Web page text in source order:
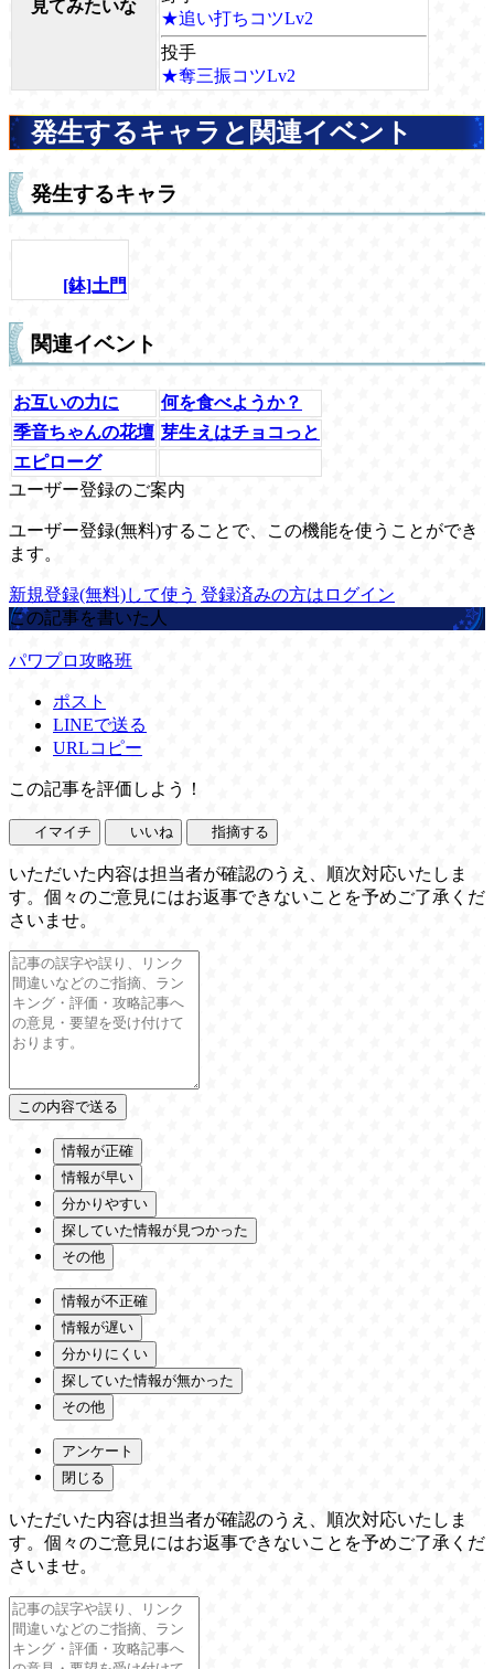
見てみたいな
★追い打ちコツLv2
投手
★奪三振コツLv2
発生するキャラと関連イベント
発生するキャラ
[鉢]土門
関連イベント
お互いの力に
何を食べようか？
季音ちゃんの花壇 芽生えはチョコっと
エピローグ
ユーザー登録のご案内
ユーザー登録(無料)することで、この機能を使うことができ
ます。
新規登録(無料)して使う 登録済みの方はログイン
この記事を書いた人
パワプロ攻略班
ポスト
LINEで送る
URLコピー
この記事を評価しよう！
イマイチ いいね 指摘する
いただいた内容は担当者が確認のうえ、順次対応いたしま
す。個々のご意見にはお返事できないことを予めご了承くだ
さいませ。
情報が正確
情報が早い
分かりやすい
探していた情報が見つかった
その他
情報が不正確
情報が遅い
分かりにくい
探していた情報が無かった
その他
アンケート
閉じる
いただいた内容は担当者が確認のうえ、順次対応いたしま
す。個々のご意見にはお返事できないことを予めご了承くだ
さいませ。